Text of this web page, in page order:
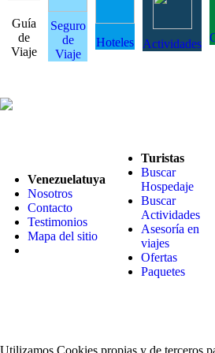
Guía
de
Viaje
Seguro
de
Viaje
Hoteles Actividades
Venezuelatuya
Nosotros
Contacto
Testimonios
Mapa del sitio
Turistas
Buscar
Hospedaje
Buscar
Actividades
Asesoría en
viajes
Ofertas
Paquetes
Utilizamos Cookies propias y de terceros